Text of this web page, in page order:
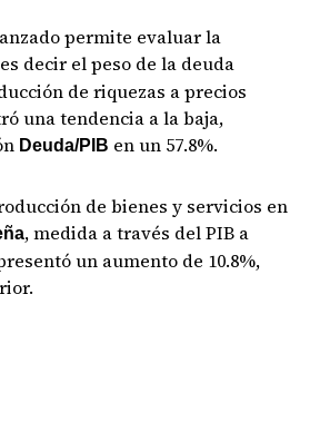
permite evaluar la
decir el peso de la deuda
de riquezas a precios
una tendencia a la baja,
Deuda/PIB en un 57.8%.
de bienes y servicios en
, medida a través del PIB a
un aumento de 10.8%,